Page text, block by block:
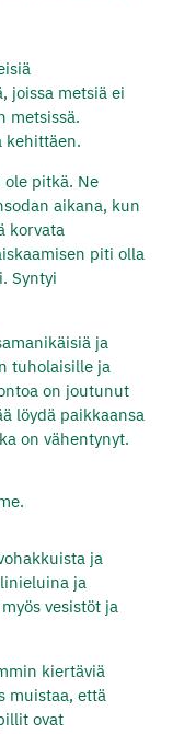
joissa metsiä ei
metsissä.
kehittäen.
pitkä. Ne
aikana, kun
korvata
piti olla
Syntyi
ja
tuholaisille ja
on joutunut
löydä paikkaansa
on vähentynyt.
ja
ja
vesistöt ja
kiertäviä
muistaa, että
ovat